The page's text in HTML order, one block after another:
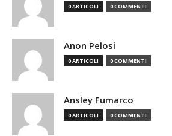
0 ARTICOLI 0 COMMENTI
Anon Pelosi
0 ARTICOLI 0 COMMENTI
Ansley Fumarco
0 ARTICOLI 0 COMMENTI